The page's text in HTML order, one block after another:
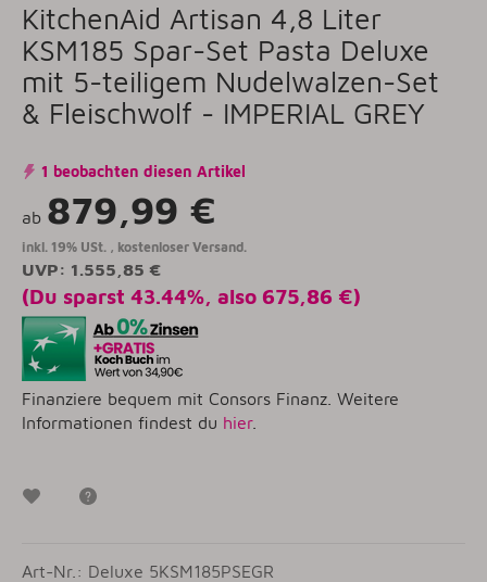
KitchenAid Artisan 4,8 Liter
KSM185 Spar-Set Pasta Deluxe
mit 5-teiligem Nudelwalzen-Set
& Fleischwolf - IMPERIAL GREY
1 beobachten diesen Artikel
ab 879,99 €
inkl. 19% USt. , kostenloser Versand.
UVP: 1.555,85 €
(Du sparst 43.44%, also 675,86 €)
Finanziere bequem mit Consors Finanz. Weitere
Informationen findest du hier.
Art-Nr.: Deluxe 5KSM185PSEGR
Wunschzettel